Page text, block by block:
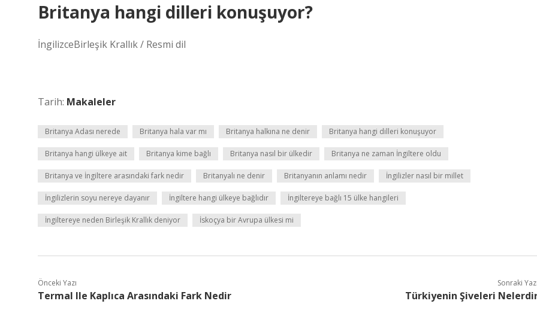
Britanya hangi dilleri konuşuyor?
İngilizceBirleşik Krallık / Resmi dil
Tarih: Makaleler
Britanya Adası nerede Britanya hala var mı Britanya halkına ne denir Britanya hangi dilleri konuşuyor
Britanya hangi ülkeye ait Britanya kime bağlı Britanya nasıl bir ülkedir Britanya ne zaman İngiltere oldu
Britanya ve İngiltere arasındaki fark nedir Britanyalı ne denir Britanyanın anlamı nedir İngilizler nasıl bir millet
İngilizlerin soyu nereye dayanır İngiltere hangi ülkeye bağlıdır İngiltereye bağlı 15 ülke hangileri
İngiltereye neden Birleşik Krallık deniyor İskoçya bir Avrupa ülkesi mi
Önceki Yazı
Termal Ile Kaplıca Arasındaki Fark Nedir
Sonraki
Türkiyenin Şiveleri